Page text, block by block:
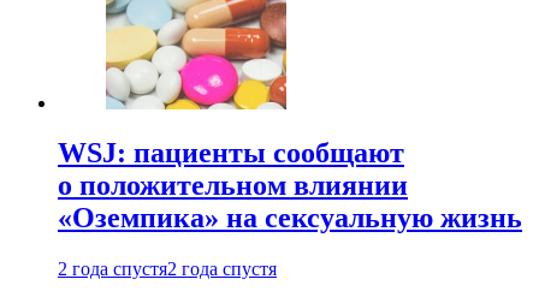
WSJ: пациенты сообщают
о положительном влиянии
«Оземпика» на сексуальную жизнь
2 года спустя2 года спустя